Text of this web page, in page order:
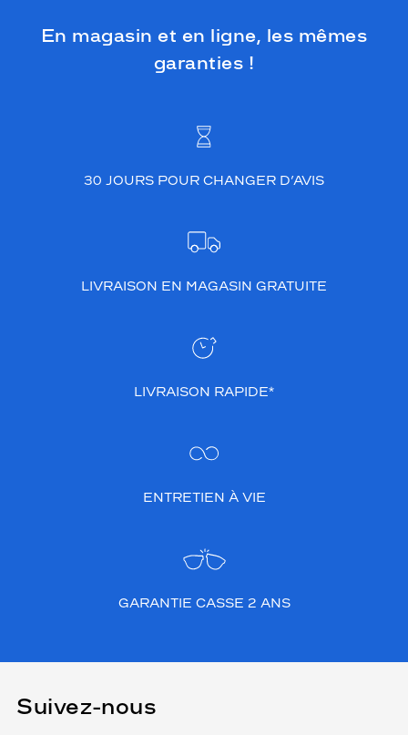
En magasin et en ligne, les mêmes
garanties !
30 JOURS POUR CHANGER D’AVIS
LIVRAISON EN MAGASIN GRATUITE
LIVRAISON RAPIDE*
ENTRETIEN À VIE
GARANTIE CASSE 2 ANS
Suivez-nous